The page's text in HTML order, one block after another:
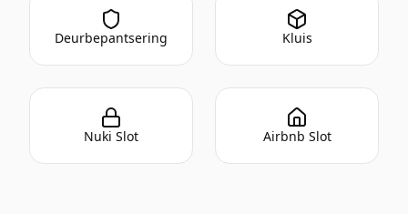
Deurbepantsering Kluis
Nuki Slot Airbnb Slot